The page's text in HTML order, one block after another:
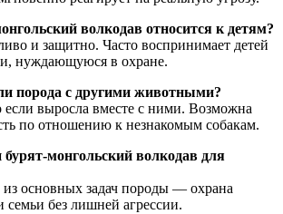
волкодав относится к детям?
и защитно. Часто воспринимает детей
нуждающуюся в охране.
порода с другими животными?
если выросла вместе с ними. Возможна
по отношению к незнакомым собакам.
бурят-монгольский волкодав для
основных задач породы — охрана
семьи без лишней агрессии.